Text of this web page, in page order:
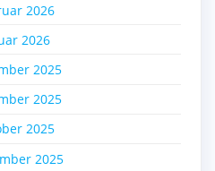
2026
2026
2025
2025
2025
2025